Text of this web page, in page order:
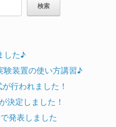
検索
した♪
験装置の使い方講習♪
行われました！
決定しました！
発表しました